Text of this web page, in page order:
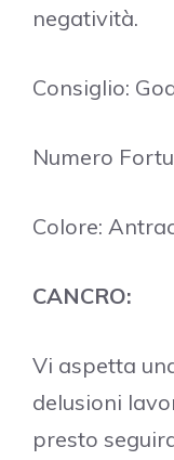
negatività.
Consiglio:
Numero
Colore:
CANCRO:
Vi aspetta
delusioni
presto